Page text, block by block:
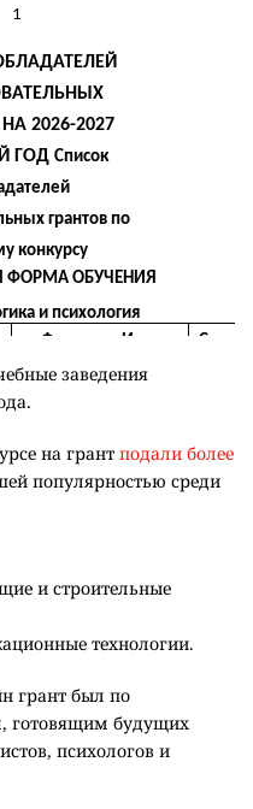
заведения
на грант подали более
популярностью среди
и строительные
технологии.
грант был по
готовящим будущих
психологов и